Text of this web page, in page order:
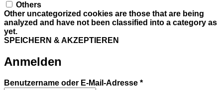
Others
Other uncategorized cookies are those that are being
analyzed and have not been classified into a category as
yet.
SPEICHERN & AKZEPTIEREN
Anmelden
Benutzername oder E-Mail-Adresse *Erforderlich